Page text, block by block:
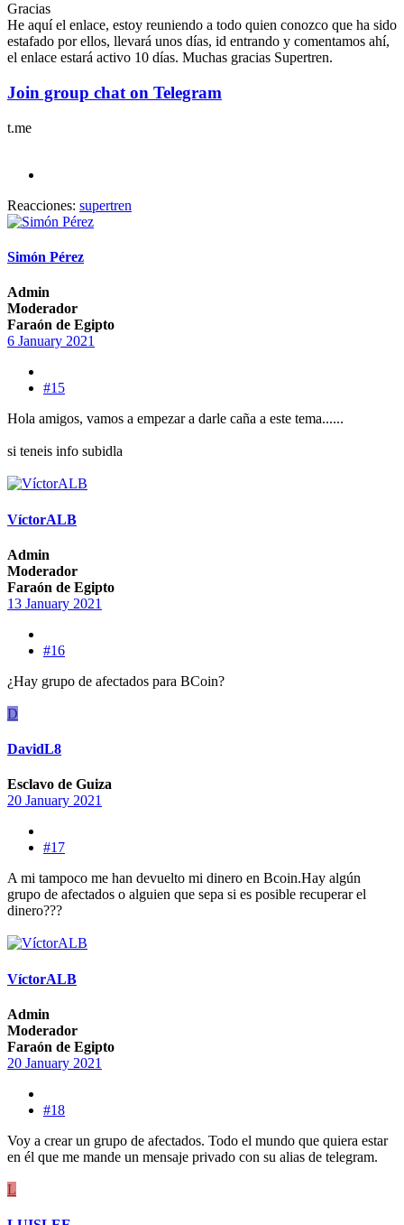
Gracias
He aquí el enlace, estoy reuniendo a todo quien conozco que ha sido
estafado por ellos, llevará unos días, id entrando y comentamos ahí,
el enlace estará activo 10 días. Muchas gracias Supertren.
Join group chat on Telegram
t.me
Reacciones: supertren
Simón Pérez
Admin
Moderador
Faraón de Egipto
6 January 2021
#15
Hola amigos, vamos a empezar a darle caña a este tema......
si teneis info subidla
VíctorALB
Admin
Moderador
Faraón de Egipto
13 January 2021
#16
¿Hay grupo de afectados para BCoin?
D
DavidL8
Esclavo de Guiza
20 January 2021
#17
A mi tampoco me han devuelto mi dinero en Bcoin.Hay algún
grupo de afectados o alguien que sepa si es posible recuperar el
dinero???
VíctorALB
Admin
Moderador
Faraón de Egipto
20 January 2021
#18
Voy a crear un grupo de afectados. Todo el mundo que quiera estar
en él que me mande un mensaje privado con su alias de telegram.
L